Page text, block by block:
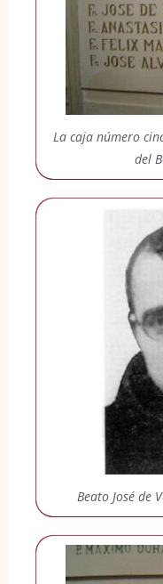
La caja número
del
Beato José de